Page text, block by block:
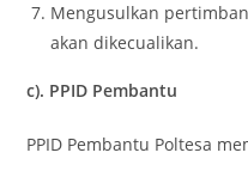
Mengusulkan
akan dikecualikan.
c). PPID Pembantu
PPID Pembantu Poltesa